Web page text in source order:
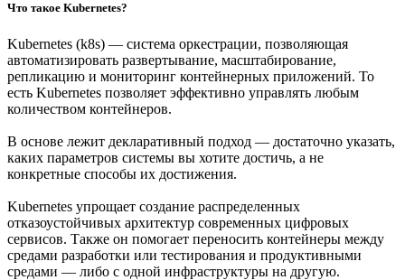
Что такое Kubernetes?
Kubernetes (k8s) — система оркестрации, позволяющая
автоматизировать развертывание, масштабирование,
репликацию и мониторинг контейнерных приложений. То
есть Kubernetes позволяет эффективно управлять любым
количеством контейнеров.
В основе лежит декларативный подход — достаточно указать,
каких параметров системы вы хотите достичь, а не
конкретные способы их достижения.
Kubernetes упрощает создание распределенных
отказоустойчивых архитектур современных цифровых
сервисов. Также он помогает переносить контейнеры между
средами разработки или тестирования и продуктивными
средами — либо с одной инфраструктуры на другую.